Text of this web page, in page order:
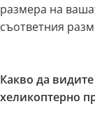
размера на
съответния
Какво да
хеликоптерно